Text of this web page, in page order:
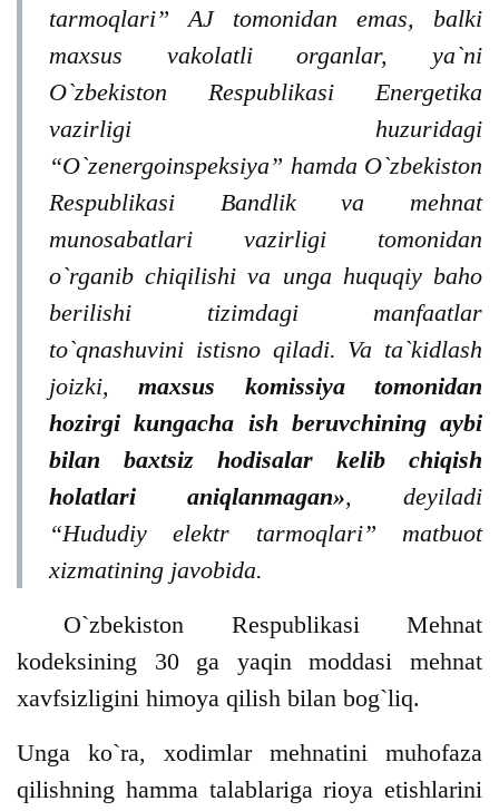
tarmoqlari” AJ tomonidan emas, balki
maxsus vakolatli organlar, ya`ni
O`zbekiston Respublikasi Energetika
vazirligi huzuridagi
“O`zenergoinspeksiya” hamda O`zbekiston
Respublikasi Bandlik va mehnat
munosabatlari vazirligi tomonidan
o`rganib chiqilishi va unga huquqiy baho
berilishi tizimdagi manfaatlar
to`qnashuvini istisno qiladi. Va ta`kidlash
joizki,maxsus komissiya tomonidan
hozirgi kungacha ish beruvchining aybi
bilan baxtsiz hodisalar kelib chiqish
holatlari aniqlanmagan», deyiladi
“Hududiy elektr tarmoqlari” matbuot
xizmatining javobida.
O`zbekiston Respublikasi Mehnat
kodeksining 30 ga yaqin moddasi mehnat
xavfsizligini himoya qilish bilan bog`liq.
Unga ko`ra, xodimlar mehnatini muhofaza
qilishning hamma talablariga rioya etishlarini